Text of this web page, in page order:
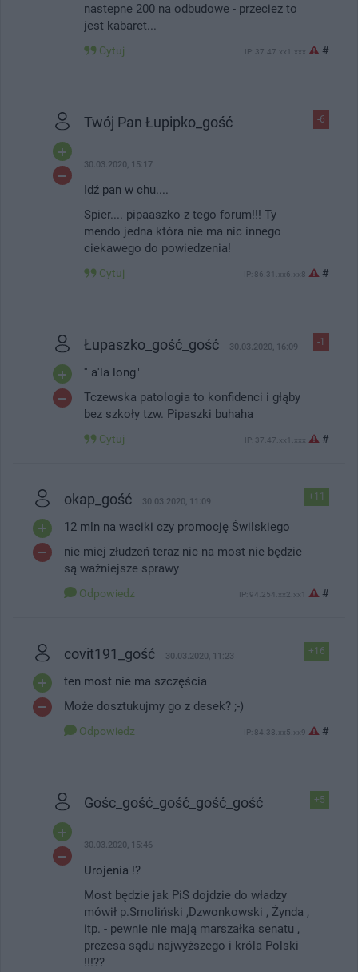
nastepne 200 na odbudowe - przeciez to
jest kabaret...
Cytuj IP: 37.47.xx1.xxx #
-6
Twój Pan Łupipko_gość
30.03.2020, 15:17
Idź pan w chu....
Spier.... pipaaszko z tego forum!!! Ty
mendo jedna która nie ma nic innego
ciekawego do powiedzenia!
Cytuj IP: 86.31.xx6.xx8 #
-1
Łupaszko_gość_gość 30.03.2020, 16:09
'' a'la long"
Tczewska patologia to konfidenci i głąby
bez szkoły tzw. Pipaszki buhaha
Cytuj IP: 37.47.xx1.xxx #
+11
okap_gość 30.03.2020, 11:09
12 mln na waciki czy promocję Świlskiego
nie miej złudzeń teraz nic na most nie będzie
są ważniejsze sprawy
Odpowiedz IP: 94.254.xx2.xx1 #
+16
covit191_gość 30.03.2020, 11:23
ten most nie ma szczęścia
Może dosztukujmy go z desek? ;-)
Odpowiedz IP: 84.38.xx5.xx9 #
+5
Gośc_gość_gość_gość_gość
30.03.2020, 15:46
Urojenia !?
Most będzie jak PiS dojdzie do władzy
mówił p.Smoliński ,Dzwonkowski , Żynda ,
itp. - pewnie nie mają marszałka senatu ,
prezesa sądu najwyższego i króla Polski
!!!??